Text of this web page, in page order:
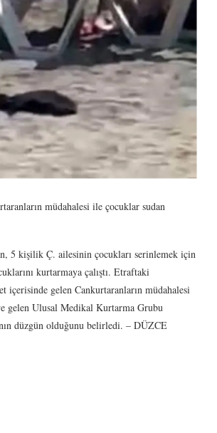
müdahalesi ile çocuklar sudan
5 kişilik Ç. ailesinin çocukları serinlemek için
kurtarmaya çalıştı. Etraftaki
içerisinde gelen Cankurtaranların müdahalesi
gelen Ulusal Medikal Kurtarma Grubu
düzgün olduğunu belirledi. – DÜZCE